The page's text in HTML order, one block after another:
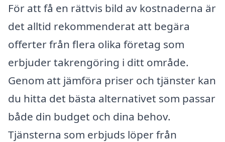
För att få en rättvis bild av kostnaderna är
det alltid rekommenderat att begära
offerter från flera olika företag som
erbjuder takrengöring i ditt område.
Genom att jämföra priser och tjänster kan
du hitta det bästa alternativet som passar
både din budget och dina behov.
Tjänsterna som erbjuds löper från